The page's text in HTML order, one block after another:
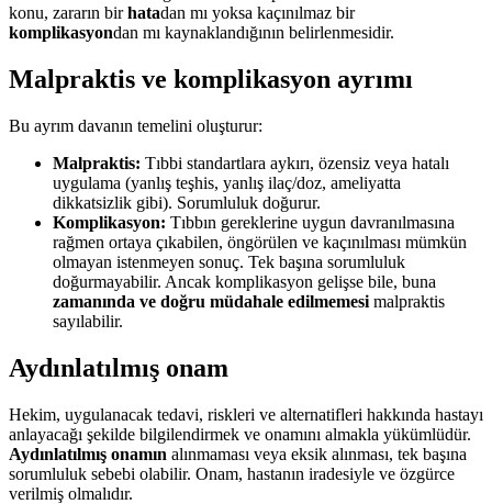
konu, zararın birhatadan mı yoksa kaçınılmaz bir
komplikasyondan mı kaynaklandığının belirlenmesidir.
Malpraktis ve komplikasyon ayrımı
Bu ayrım davanın temelini oluşturur:
Malpraktis: Tıbbi standartlara aykırı, özensiz veya hatalı
uygulama (yanlış teşhis, yanlış ilaç/doz, ameliyatta
dikkatsizlik gibi). Sorumluluk doğurur.
Komplikasyon: Tıbbın gereklerine uygun davranılmasına
rağmen ortaya çıkabilen, öngörülen ve kaçınılması mümkün
olmayan istenmeyen sonuç. Tek başına sorumluluk
doğurmayabilir. Ancak komplikasyon gelişse bile, buna
zamanında ve doğru müdahale edilmemesi malpraktis
sayılabilir.
Aydınlatılmış onam
Hekim, uygulanacak tedavi, riskleri ve alternatifleri hakkında hastayı
anlayacağı şekilde bilgilendirmek ve onamını almakla yükümlüdür.
Aydınlatılmış onamın alınmaması veya eksik alınması, tek başına
sorumluluk sebebi olabilir. Onam, hastanın iradesiyle ve özgürce
verilmiş olmalıdır.